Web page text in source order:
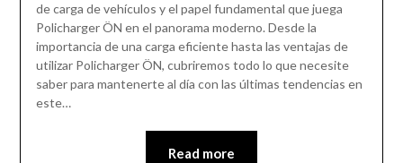
de carga de vehículos y el papel fundamental que juega
Policharger ÖN en el panorama moderno. Desde la
importancia de una carga eficiente hasta las ventajas de
utilizar Policharger ÖN, cubriremos todo lo que necesite
saber para mantenerte al día con las últimas tendencias en
este…
Read more